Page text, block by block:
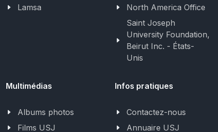
Lamsa
North America Office
Saint Joseph
University Foundation,
Beirut Inc. - États-
Unis
Multimédias
Albums photos
Films USJ
Infos pratiques
Contactez-nous
Annuaire USJ